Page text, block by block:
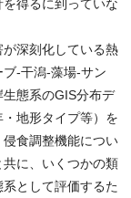
得るに到っていな
深刻化している熱
-干潟-藻場-サン
態系のGIS分布デ
地形タイプ等）を
食調整機能につい
に、いくつかの類
として評価するた